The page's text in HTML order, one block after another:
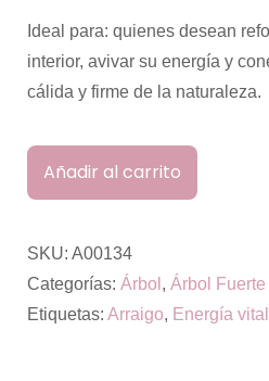
Ideal para: quienes desean
interior, avivar su energía y
cálida y firme de la naturaleza.
Añadir al carrito
SKU: A00134
Categorías: Árbol , Árbol Fuerte
Etiquetas: Arraigo, Energía vital